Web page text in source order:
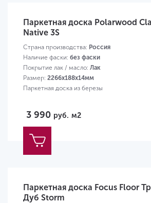
Паркетная доска Polarwood
Native 3S
Страна производства: Россия
Наличие фаски: без фаски
Покрытие лак / масло: Лак
Размер: 2266х188х14мм
Паркетная доска из березы
3 990 руб. м2
Паркетная доска Focus Floor
Дуб Storm